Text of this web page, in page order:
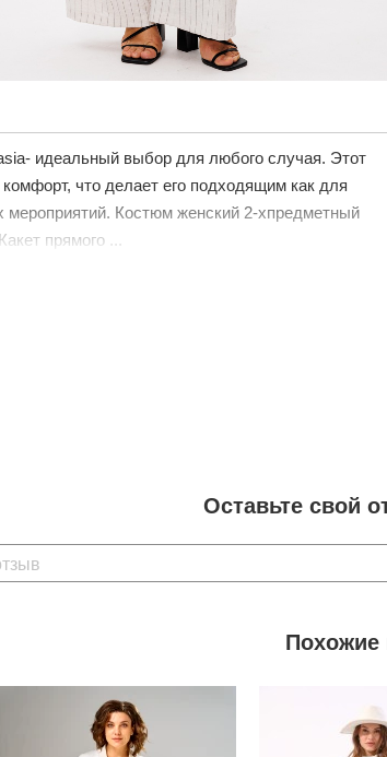
идеальный выбор для любого случая. Этот
что делает его подходящим как для
мероприятий. Костюм женский 2-хпредметный
прямого ...
Оставьте свой
Похожие